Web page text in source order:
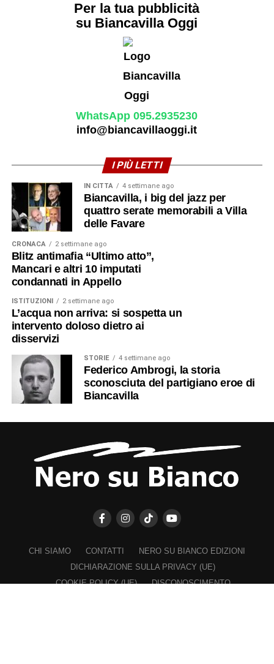
Per la tua pubblicità
su Biancavilla Oggi
WhatsApp 095.2935230
info@biancavillaoggi.it
I PIÙ LETTI
IN CITTÀ 4 settimane ago
Biancavilla, i big del jazz per
quattro serate memorabili a Villa
delle Favare
CRONACA 2 settimane ago
Blitz antimafia “Ultimo atto”,
Mancari e altri 10 imputati
condannati in Appello
ISTITUZIONI 2 settimane ago
L’acqua non arriva: si sospetta un
intervento doloso dietro ai
disservizi
STORIE 4 settimane ago
Federico Ambrogi, la storia
sconosciuta del partigiano eroe di
Biancavilla
CHI SIAMO CONTATTI
NERO SU BIANCO EDIZIONI
DICHIARAZIONE SULLA PRIVACY (UE)
COOKIE POLICY (UE)
DISCONOSCIMENTO